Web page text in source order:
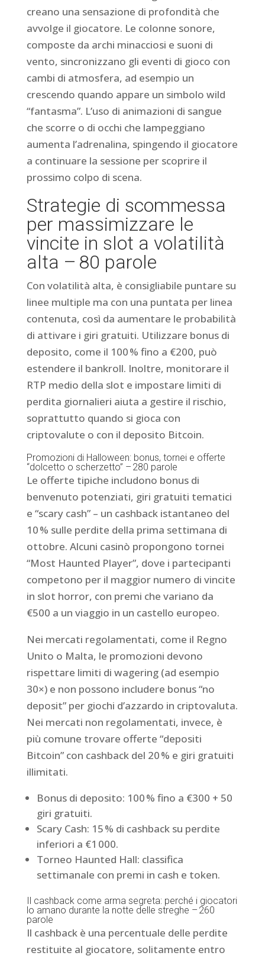
creano una sensazione di profondità che
avvolge il giocatore. Le colonne sonore,
composte da archi minacciosi e suoni di
vento, sincronizzano gli eventi di gioco con
cambi di atmosfera, ad esempio un
crescendo quando appare un simbolo wild
“fantasma”. L’uso di animazioni di sangue
che scorre o di occhi che lampeggiano
aumenta l’adrenalina, spingendo il giocatore
a continuare la sessione per scoprire il
prossimo colpo di scena.
Strategie di scommessa
per massimizzare le
vincite in slot a volatilità
alta – 80 parole
Con volatilità alta, è consigliabile puntare su
linee multiple ma con una puntata per linea
contenuta, così da aumentare le probabilità
di attivare i giri gratuiti. Utilizzare bonus di
deposito, come il 100 % fino a €200, può
estendere il bankroll. Inoltre, monitorare il
RTP medio della slot e impostare limiti di
perdita giornalieri aiuta a gestire il rischio,
soprattutto quando si gioca con
criptovalute o con il deposito Bitcoin.
Promozioni di Halloween: bonus, tornei e offerte
“dolcetto o scherzetto” – 280 parole
Le offerte tipiche includono bonus di
benvenuto potenziati, giri gratuiti tematici
e “scary cash” – un cashback istantaneo del
10 % sulle perdite della prima settimana di
ottobre. Alcuni casinò propongono tornei
“Most Haunted Player”, dove i partecipanti
competono per il maggior numero di vincite
in slot horror, con premi che variano da
€500 a un viaggio in un castello europeo.
Nei mercati regolamentati, come il Regno
Unito o Malta, le promozioni devono
rispettare limiti di wagering (ad esempio
30×) e non possono includere bonus “no
deposit” per giochi d’azzardo in criptovaluta.
Nei mercati non regolamentati, invece, è
più comune trovare offerte “depositi
Bitcoin” con cashback del 20 % e giri gratuiti
illimitati.
Bonus di deposito: 100 % fino a €300 + 50
giri gratuiti.
Scary Cash: 15 % di cashback su perdite
inferiori a €1 000.
Torneo Haunted Hall: classifica
settimanale con premi in cash e token.
Il cashback come arma segreta: perché i giocatori
lo amano durante la notte delle streghe – 260
parole
Il cashback è una percentuale delle perdite
restituite al giocatore, solitamente entro